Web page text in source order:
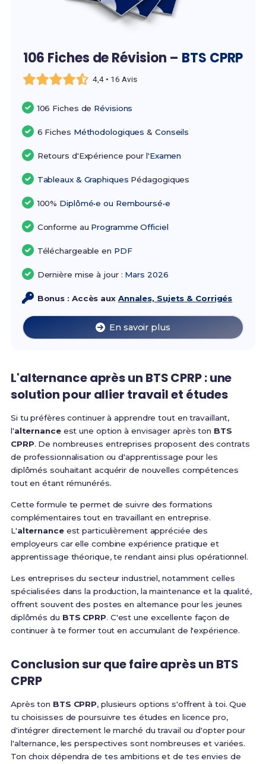
106 Fiches de Révision – BTS CPRP
4,4 • 16 Avis
106 Fiches de Révisions
6 Fiches Méthodologiques & Conseils
Retours d'Expérience pourl'Examen
Tableaux & Graphiques Pédagogiques
100% Diplômé•e ou Remboursé•e
Conforme au Programme Officiel
Téléchargeable en PDF
Dernière mise à jour : Mars 2026
Bonus : Accès aux Annales, Sujets & Corrigés
En savoir plus
L'alternance après un BTS CPRP : une
solution pour allier travail et études
Si tu préfères continuer à apprendre tout en travaillant,
l'alternanceest une option à envisager après ton BTS
CPRP. De nombreuses entreprises proposent des contrats
de professionnalisation ou d'apprentissage pour les
diplômés souhaitant acquérir de nouvelles compétences
tout en étant rémunérés.
Cette formule te permet de suivre des formations
complémentaires tout en travaillant en entreprise.
L'alternanceest particulièrement appréciée des
employeurs car elle combine expérience pratique et
apprentissage théorique, te rendant ainsi plus opérationnel.
Les entreprises du secteur industriel, notamment celles
spécialisées dans la production, la maintenance et la qualité,
offrent souvent des postes en alternance pour les jeunes
diplômés du BTS CPRP. C'est une excellente façon de
continuer à te former tout en accumulant de l'expérience.
Conclusion sur que faire après un BTS
CPRP
Après ton BTS CPRP, plusieurs options s'offrent à toi. Que
tu choisisses de poursuivre tes études en licence pro,
d'intégrer directement le marché du travail ou d'opter pour
l'alternance, les perspectives sont nombreuses et variées.
Ton choix dépendra de tes ambitions et de tes envies de